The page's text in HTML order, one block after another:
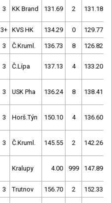
3 KK Brand 131.69 2 131.18
3+ KVS HK 134.29 0 129.77
3 Č.Kruml. 136.73 8 126.82
3 Č.Lípa 137.13 4 133.20
3 USK Pha 136.24 8 138.41
3 Horš.Týn 150.10 4 136.60
3 Č.Kruml. 145.55 2 142.26
Kralupy 4.00 999 147.89
3 Trutnov 156.70 2 152.33